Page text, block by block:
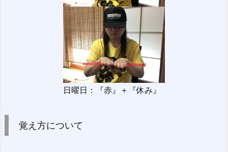
日曜日：『赤』＋『休み』
覚え方について